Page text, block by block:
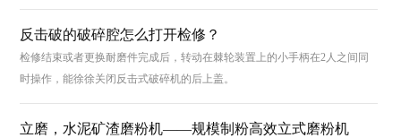
反击破的破碎腔怎么打开检修？
检修结束或者更换耐磨件完成后，转动在棘轮装置上的小手柄在2人之间同
时操作，能徐徐关闭反击式破碎机的后上盖。
立磨，水泥矿渣磨粉机——规模制粉高效立式磨粉机